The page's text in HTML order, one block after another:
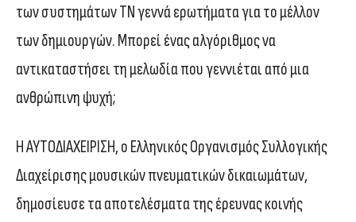
των συστημάτων ΤΝ γεννά ερωτήματα για το μέλλον
των δημιουργών. Μπορεί ένας αλγόριθμος να
αντικαταστήσει τη μελωδία που γεννιέται από μια
ανθρώπινη ψυχή;
Η ΑΥΤΟΔΙΑΧΕΙΡΙΣΗ, ο Eλληνικός Οργανισμός Συλλογικής
Διαχείρισης μουσικών πνευματικών δικαιωμάτων,
δημοσίευσε τα αποτελέσματα της έρευνας κοινής